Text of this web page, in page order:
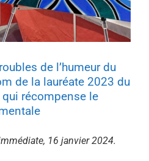
de l’humeur du
de la lauréate 2023 du
récompense le
16 janvier 2024.